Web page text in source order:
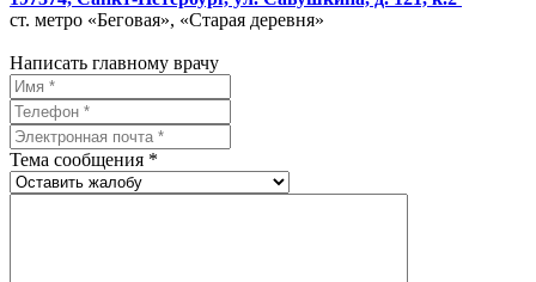
ст. метро «Беговая», «Старая деревня»
Написать главному врачу
Тема сообщения *